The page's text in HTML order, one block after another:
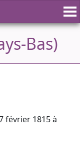
Bas)
février 1815 à